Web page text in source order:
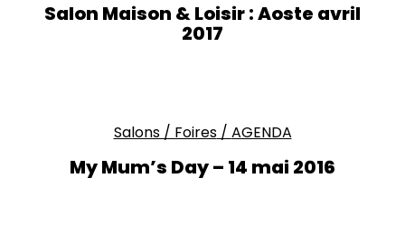
Salon Maison & Loisir : Aoste avril
2017
Salons / Foires/ AGENDA
My Mum’s Day – 14 mai 2016